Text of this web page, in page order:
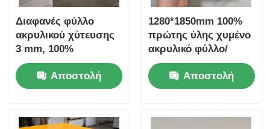
Διαφανές φύλλο
ακρυλικού χύτευσης
3 mm, 100%
πρωτότυπο υλικό
διαφημιστικό υλικό
Αποστολή
1280*1850mm 100%
πρώτης ύλης χυμένο
ακρυλικό φύλλο/
οργανικό φύλλο
γυαλιού
1250*2450mm
Αποστολή